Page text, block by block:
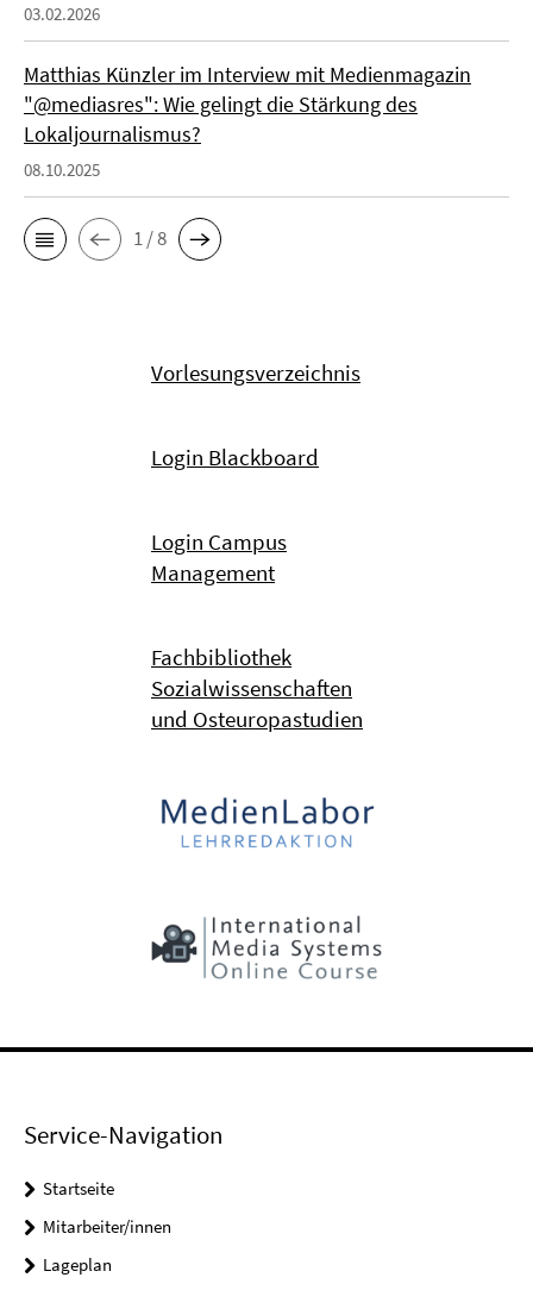
03.02.2026
Matthias Künzler im Interview mit Medienmagazin
"@mediasres": Wie gelingt die Stärkung des
Lokaljournalismus?
08.10.2025
1 / 8
Vorlesungsverzeichnis
Login Blackboard
Login Campus
Management
Fachbibliothek
Sozialwissenschaften
und Osteuropastudien
Service-Navigation
Startseite
Mitarbeiter/innen
Lageplan